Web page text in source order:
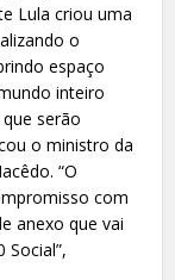
Lula criou uma
o
espaço
inteiro
serão
o ministro da
“O
com
anexo que vai